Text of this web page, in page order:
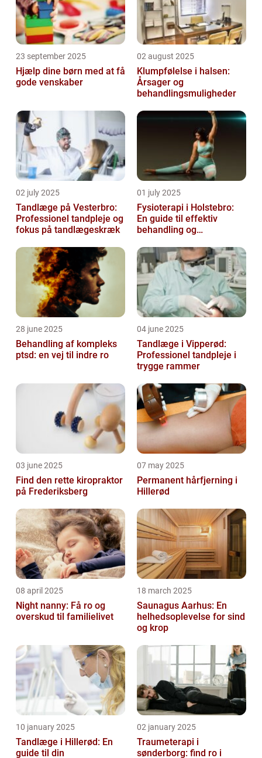
23 september 2025
Hjælp dine børn med at få
gode venskaber
02 august 2025
Klumpfølelse i halsen:
Årsager og
behandlingsmuligheder
02 july 2025
Tandlæge på Vesterbro:
Professionel tandpleje og
fokus på tandlægeskræk
01 july 2025
Fysioterapi i Holstebro:
En guide til effektiv
behandling og
28 june 2025
Behandling af kompleks
ptsd: en vej til indre ro
04 june 2025
Tandlæge i Vipperød:
Professionel tandpleje i
trygge rammer
03 june 2025
Find den rette kiropraktor
på Frederiksberg
07 may 2025
Permanent hårfjerning i
Hillerød
08 april 2025
Night nanny: Få ro og
overskud til familielivet
18 march 2025
Saunagus Aarhus: En
helhedsoplevelse for sind
og krop
10 january 2025
Tandlæge i Hillerød: En
guide til din
02 january 2025
Traumeterapi i
sønderborg: find ro i